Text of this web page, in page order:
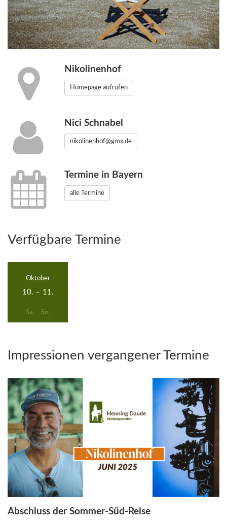
Nikolinenhof
Homepage aufrufen
Nici Schnabel
nikolinenhof@gmx.de
Termine in Bayern
alle Termine
Verfügbare Termine
10. – 11.
Oktober
Sa. – So.
Impressionen vergangener Termine
Abschluss der Sommer-Süd-Reise